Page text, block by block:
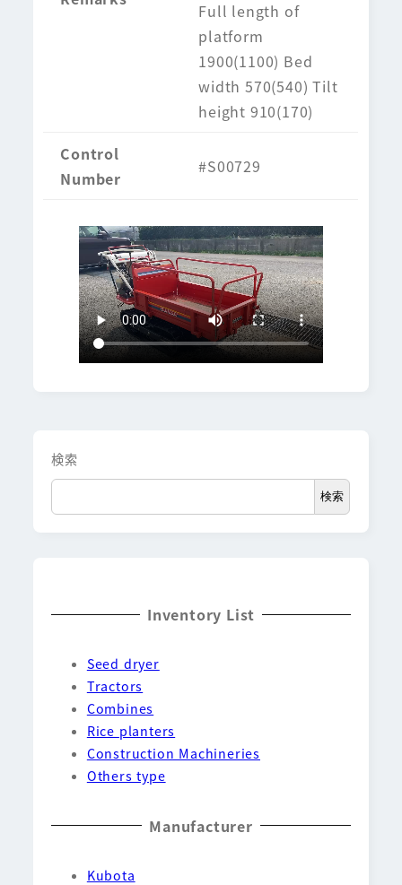
Full length of
platform
1900(1100) Bed
width 570(540) Tilt
height 910(170)
Control
Number
#S00729
検索
検索
Inventory List
Seed dryer
Tractors
Combines
Rice planters
Construction Machineries
Others type
Manufacturer
Kubota